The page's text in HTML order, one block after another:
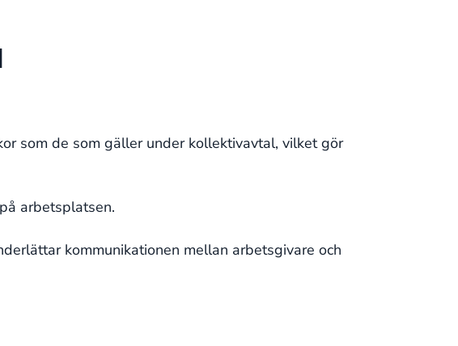
som de som gäller under kollektivavtal, vilket gör
arbetsplatsen.
kommunikationen mellan arbetsgivare och